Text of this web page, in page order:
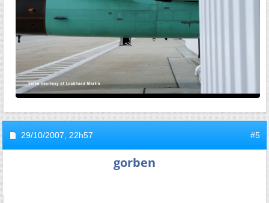
29/10/2007, 22h57 #5
gorben